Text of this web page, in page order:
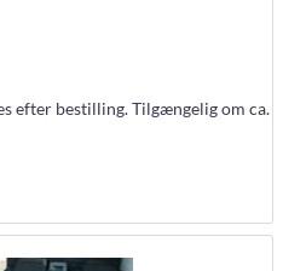
efter bestilling. Tilgængelig om ca.